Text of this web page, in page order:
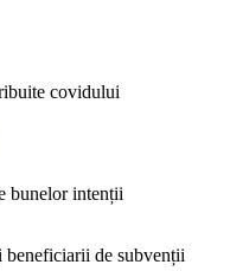
covidului
bunelor intenții
de subvenții